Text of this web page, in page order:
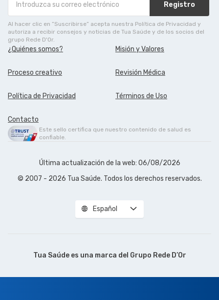
Registro
Al hacer clic en ”Suscribirse” acepta nuestra Política de Privacidad y
autoriza a recibir consejos y noticias de Tua Saúde y de los socios del
grupo Rede D'Or.
¿Quiénes somos? Misión y Valores
Proceso creativo Revisión Médica
Política de Privacidad Términos de Uso
Contacto
Este sello certifica que nuestro contenido de salud es
confiable.
Última actualización de la web: 06/08/2026
© 2007 - 2026 Tua Saúde. Todos los derechos reservados.
Español
Tua Saúde es una marca del Grupo Rede D’Or